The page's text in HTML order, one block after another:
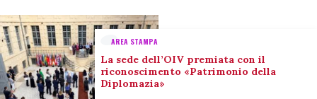
AREA STAMPA
La sede dell’OIV premiata con il
riconoscimento «Patrimonio della
Diplomazia»